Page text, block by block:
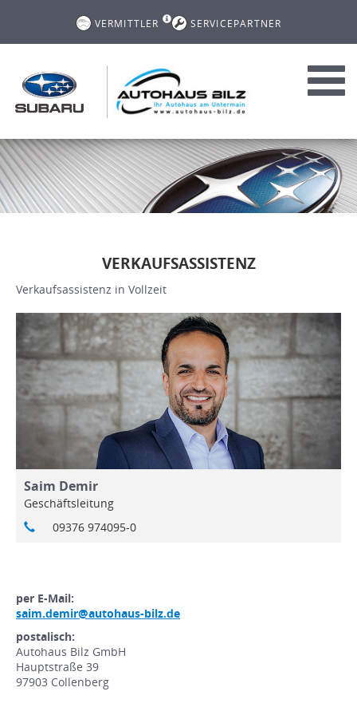
VERMITTLER SERVICEPARTNER
VERKAUFSASSISTENZ
Verkaufsassistenz in Vollzeit
Saim Demir
Geschäftsleitung
09376 974095-0
per E-Mail:
saim.demir@autohaus-bilz.de
postalisch:
Autohaus Bilz GmbH
Hauptstraße 39
97903 Collenberg